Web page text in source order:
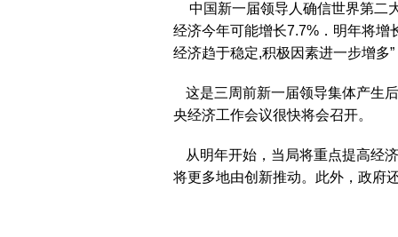
中国新一届领导人确信世界第二
经济今年可能增长7.7%．明年将增
经济趋于稳定,积极因素进一步增多
这是三周前新一届领导集体产生
央经济工作会议很快将会召开。
从明年开始，当局将重点提高经
将更多地由创新推动。此外，政府